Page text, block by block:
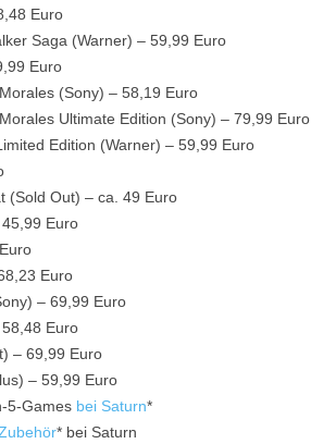
Euro
Saga (Warner) – 59,99 Euro
Euro
(Sony) – 58,19 Euro
Ultimate Edition (Sony) – 79,99 Euro
Edition (Warner) – 59,99 Euro
(Sold Out) – ca. 49 Euro
Euro
Euro
– 69,99 Euro
Euro
– 69,99 Euro
– 59,99 Euro
5-Games bei Saturn*
* bei Saturn